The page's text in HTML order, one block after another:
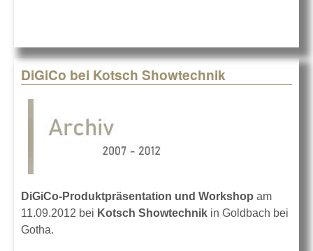
DiGiCo bei Kotsch Showtechnik
DiGiCo-Produktpräsentation und Workshop am
11.09.2012 bei Kotsch Showtechnik in Goldbach bei
Gotha.